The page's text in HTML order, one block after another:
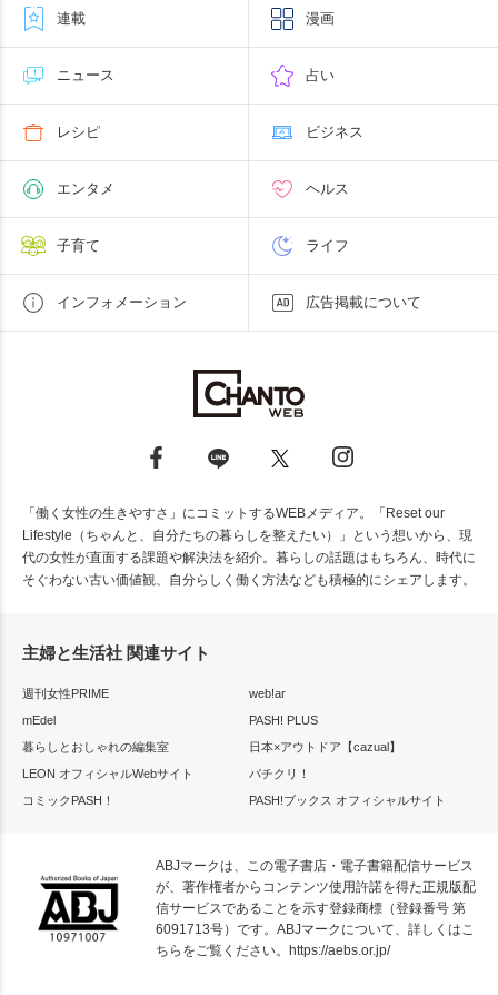
連載 漫画
ニュース 占い
レシピ ビジネス
エンタメ ヘルス
子育て ライフ
インフォメーション 広告掲載について
「働く女性の生きやすさ」にコミットするWEBメディア。「Reset our
Lifestyle（ちゃんと、自分たちの暮らしを整えたい）」という想いから、現
代の女性が直面する課題や解決法を紹介。暮らしの話題はもちろん、時代に
そぐわない古い価値観、自分らしく働く方法なども積極的にシェアします。
主婦と生活社 関連サイト
週刊女性PRIME
web!ar
mEdel
PASH! PLUS
暮らしとおしゃれの編集室
日本×アウトドア【cazual】
LEON オフィシャルWebサイト
パチクリ！
コミックPASH！
PASH!ブックス オフィシャルサイト
ABJマークは、この電子書店・電子書籍配信サービス
が、著作権者からコンテンツ使用許諾を得た正規版配
信サービスであることを示す登録商標（登録番号 第
6091713号）です。ABJマークについて、詳しくはこ
ちらをご覧ください。 https://aebs.or.jp/